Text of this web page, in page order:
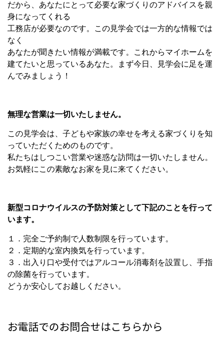
だから、あなたにとって必要な家づくりのアドバイスを親
身になってくれる
工務店が必要なのです。この見学会では一方的な情報では
なく
あなたが聞きたい情報が満載です。これからマイホームを
建てたいと思っているあなた。まず今日、見学会に足を運
んでみましょう！
無理な営業は一切いたしません。
この見学会は、子どもや家族の幸せを考える家づくりを知
っていただくためのものです。
私たちはしつこい営業や迷惑な訪問は一切いたしません。
お気軽にこの素敵なお家を見に来てください。
新型コロナウイルスの予防対策として下記のことを行って
います。
１．完全ご予約制で人数制限を行っています。
２．定期的な室内換気を行っています。
３．出入り口や受付ではアルコール消毒剤を設置し、手指
の除菌を行っています。
どうか安心してお越しください。
お電話でのお問合せはこちらから